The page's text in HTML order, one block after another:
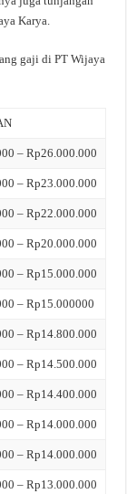
Karya.
gaji di PT Wijaya
– Rp26.000.000
– Rp23.000.000
– Rp22.000.000
– Rp20.000.000
– Rp15.000.000
– Rp15.000000
– Rp14.800.000
– Rp14.500.000
– Rp14.400.000
– Rp14.000.000
– Rp14.000.000
– Rp13.000.000